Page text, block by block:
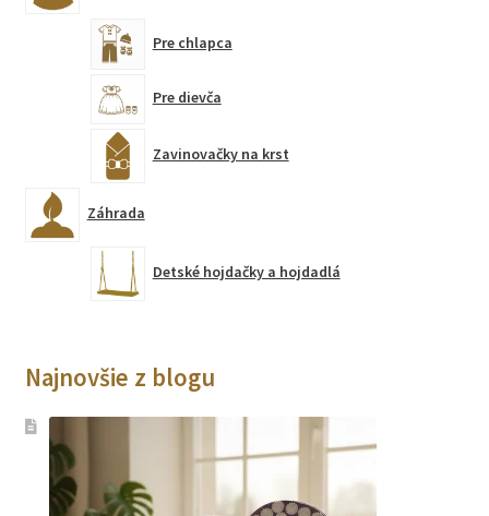
Pre chlapca
Pre dievča
Zavinovačky na krst
Záhrada
Detské hojdačky a hojdadlá
Najnovšie z blogu